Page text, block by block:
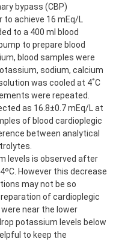
bypass (CBP)
to achieve 16 mEq/L
to a 400 ml blood
to prepare blood
blood samples were
sodium, calcium
was cooled at 4˚C
were repeated.
as 16.8±0.7 mEq/L at
of blood cardioplegic
between analytical
levels is observed after
However this decrease
may not be so
of cardioplegic
near the lower
potassium levels below
to keep the